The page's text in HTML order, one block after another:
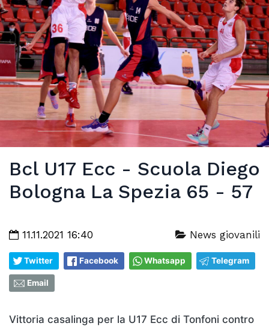
Bcl U17 Ecc - Scuola Diego
Bologna La Spezia 65 - 57
11.11.2021 16:40 News giovanili
Twitter Facebook Whatsapp Telegram
Email
Vittoria casalinga per la U17 Ecc di Tonfoni contro